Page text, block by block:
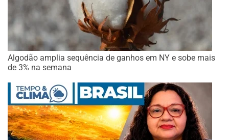
Algodão amplia sequência de ganhos em NY e sobe mais
de 3% na semana